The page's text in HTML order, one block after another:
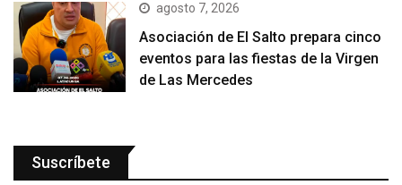
agosto 7, 2026
Asociación de El Salto prepara cinco
eventos para las fiestas de la Virgen
de Las Mercedes
Suscríbete